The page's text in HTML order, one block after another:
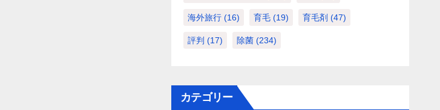
海外旅行 (16) 育毛 (19) 育毛剤 (47)
評判 (17) 除菌 (234)
カテゴリー